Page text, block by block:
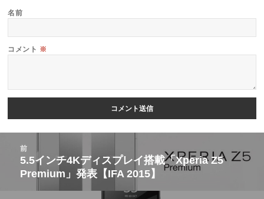
名前
コメント ※
前
前
の
5.5インチ4Kディスプレイ搭載「Xperia Z5
Premium」発表【IFA 2015】